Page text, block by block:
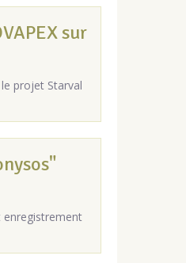
sur
projet Starval
enregistrement